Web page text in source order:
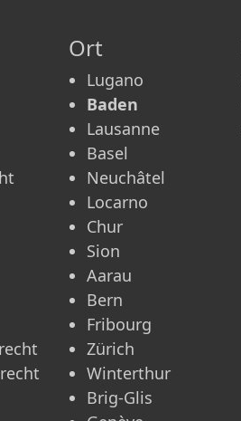
Ort
Lugano
Baden
Lausanne
Basel
Neuchâtel
Locarno
Chur
Sion
Aarau
Bern
Fribourg
Zürich
Winterthur
Brig-Glis